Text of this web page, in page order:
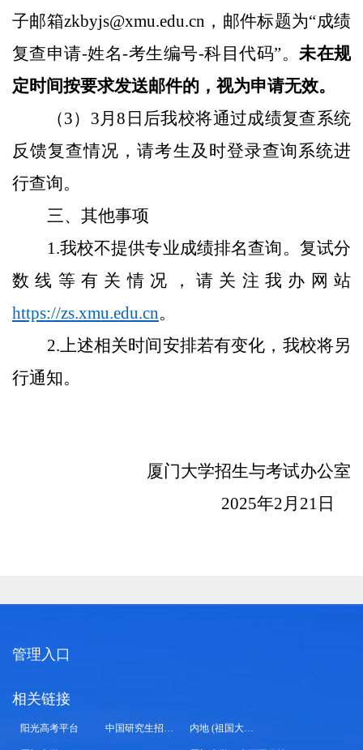
子邮箱zkbyjs@xmu.edu.cn，邮件标题为“成绩
复查申请-姓名-考生编号-科目代码”。未在规
定时间按要求发送邮件的，视为申请无效。
（3）3月8日后我校将通过成绩复查系统
反馈复查情况，请考生及时登录查询系统进
行查询。
三、 其他事项
1.我校不提供专业成绩排名查询。复试分
数线等有关情况，请关注我办网站
https://zs.xmu.edu.cn。
2.上述相关时间安排若有变化，我校将另
行通知。
厦门大学招生与考试办公室
2025年2月21 日
管理入口
相关链接
阳光高考平台 中国研究生招生信息网 内地 (祖国大陆) 高校面向港澳台招生信息网